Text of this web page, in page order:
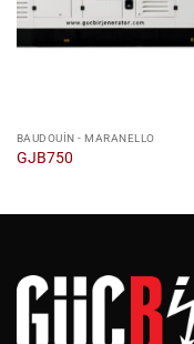
BAUDOUIN - MARANELLO
GJB750